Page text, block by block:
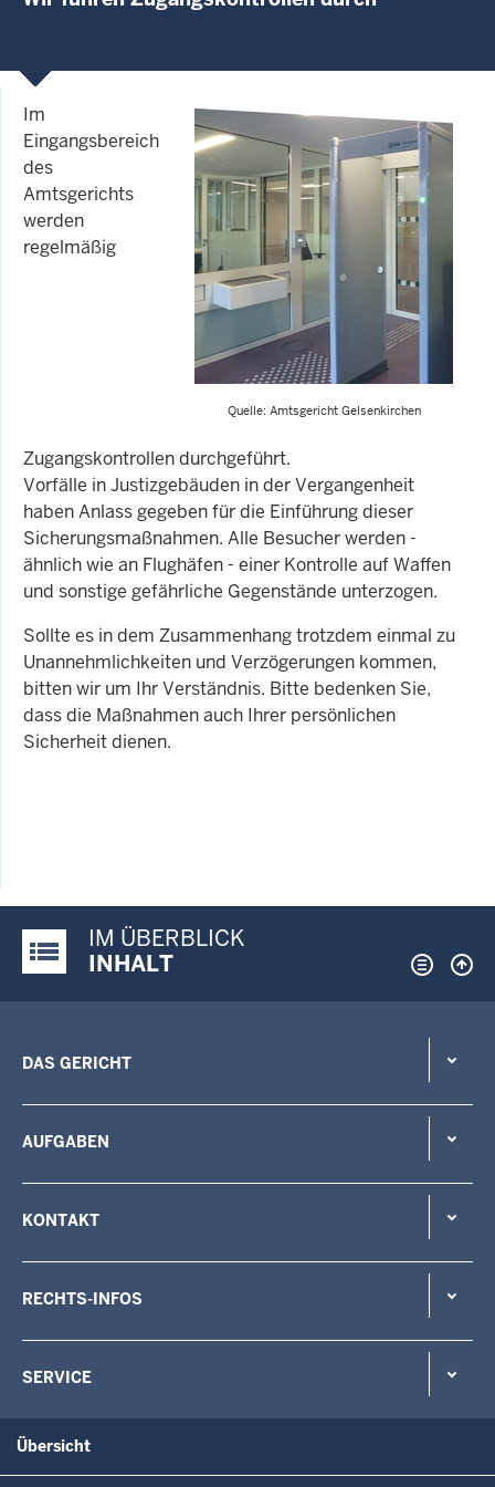
Quelle: Amtsgericht Gelsenkirchen
Im
Eingangsbereich
des
Amtsgerichts
werden
regelmäßig
Zugangskontrollen durchgeführt.
Vorfälle in Justizgebäuden in der Vergangenheit
haben Anlass gegeben für die Einführung dieser
Sicherungsmaßnahmen. Alle Besucher werden -
ähnlich wie an Flughäfen - einer Kontrolle auf Waffen
und sonstige gefährliche Gegenstände unterzogen.
Sollte es in dem Zusammenhang trotzdem einmal zu
Unannehmlichkeiten und Verzögerungen kommen,
bitten wir um Ihr Verständnis. Bitte bedenken Sie,
dass die Maßnahmen auch Ihrer persönlichen
Sicherheit dienen.
Justiz-Portal im Überblick:
IM ÜBERBLICK
INHALT
DAS GERICHT
AUFGABEN
KONTAKT
RECHTS-INFOS
SERVICE
Übersicht